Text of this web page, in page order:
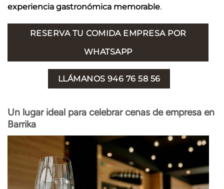
experiencia gastronómica memorable.
RESERVA TU COMIDA EMPRESA POR
WHATSAPP
LLÁMANOS 946 76 58 56
Un lugar ideal para celebrar cenas de empresa en
Barrika